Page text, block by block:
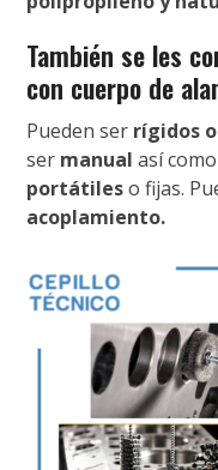
También se les
con cuerpo de
Pueden ser rígidos
ser manual así
portátileso fijas.
acoplamiento.